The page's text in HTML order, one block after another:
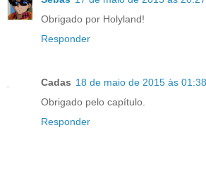
Obrigado por Holyland!
Responder
Cadas 18 de maio de 2015 às 01:38
Obrigado pelo capítulo.
Responder